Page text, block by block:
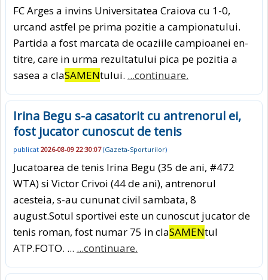
FC Arges a invins Universitatea Craiova cu 1-0,
urcand astfel pe prima pozitie a campionatului.
Partida a fost marcata de ocaziile campioanei en-
titre, care in urma rezultatului pica pe pozitia a
sasea a claSAMENtului. ...continuare.
Irina Begu s-a casatorit cu antrenorul ei,
fost jucator cunoscut de tenis
publicat 2026-08-09 22:30:07(Gazeta-Sporturilor)
Jucatoarea de tenis Irina Begu (35 de ani, #472
WTA) si Victor Crivoi (44 de ani), antrenorul
acesteia, s-au cununat civil sambata, 8
august.Sotul sportivei este un cunoscut jucator de
tenis roman, fost numar 75 in claSAMENtul
ATP.FOTO. ... ...continuare.